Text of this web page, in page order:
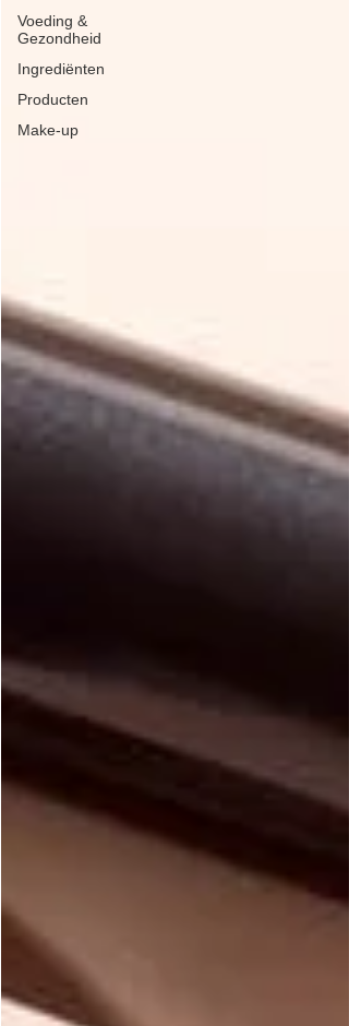
Voeding &
Gezondheid
Ingrediënten
Producten
Make-up